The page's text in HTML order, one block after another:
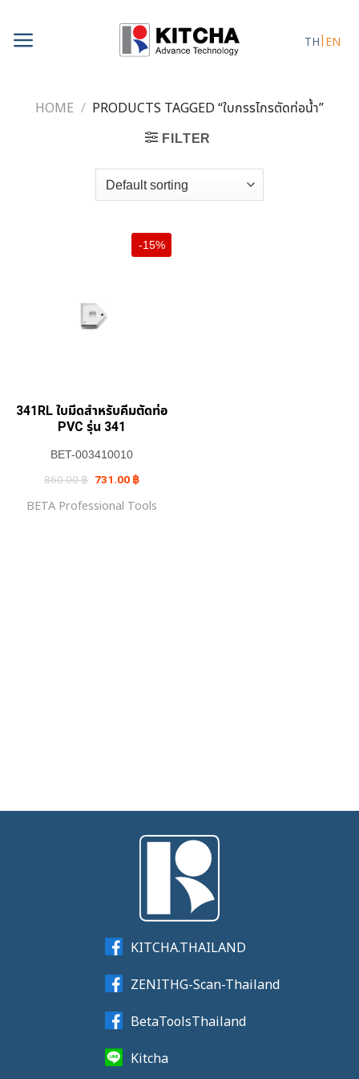
content
TH EN
HOME / PRODUCTS TAGGED “ใบกรรไกรตัดท่อน้ำ”
FILTER
-15%
341RL ใบมีดสำหรับคีมตัดท่อ
PVC รุ่น 341
BET-003410010
860.00฿ Original
price
860.00 ฿.
731.00 ฿Current
price
731.00 ฿.
BETA Professional Tools
KITCHA.THAILAND
ZENITHG-Scan-Thailand
BetaToolsThailand
Kitcha